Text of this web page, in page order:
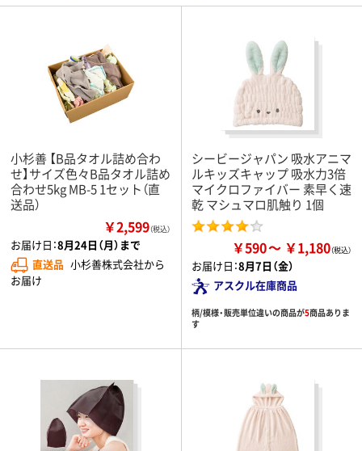
小杉善 【B品タオル詰め合わ
せ】サイズ色々B品タオル詰め
合わせ5kg MB-5 1セット（直
送品）
￥2,599（税込）
お届け日：8月24日（月）まで
直送品 小杉善株式会社から
お届け
シービージャパン 吸水アニマ
ルキッズキャップ 吸水力3倍
マイクロファイバー 素早く速
乾 マシュマロ肌触り 1個
￥590 ￥1,180
お届け日：8月7日（金）
アスクル在庫商品
柄/模様・販売単位違いの商品が5商品ありま
す